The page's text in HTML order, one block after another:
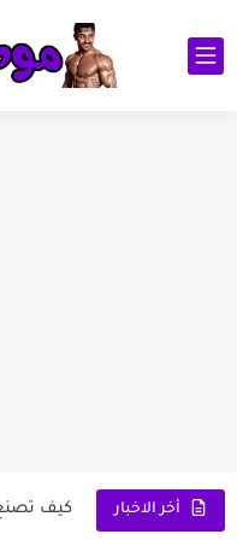
أخر الاخبار